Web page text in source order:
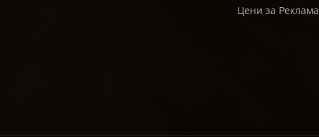
Цени за Реклама